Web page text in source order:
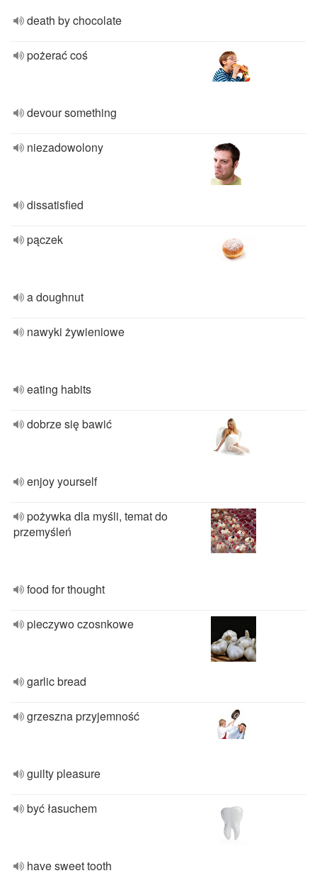
death by chocolate
pożerać coś
devour something
niezadowolony
dissatisfied
pączek
a doughnut
nawyki żywieniowe
eating habits
dobrze się bawić
enjoy yourself
pożywka dla myśli, temat do
przemyśleń
food for thought
pieczywo czosnkowe
garlic bread
grzeszna przyjemność
guilty pleasure
być łasuchem
have sweet tooth